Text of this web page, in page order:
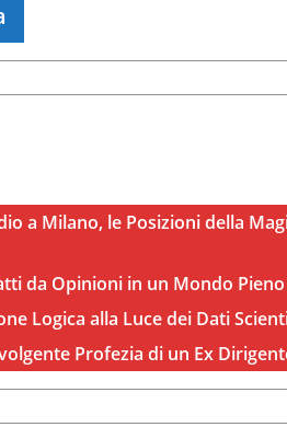
a Milano, le Posizioni della
da Opinioni in un Mondo
Logica alla Luce dei Dati
Profezia di un Ex